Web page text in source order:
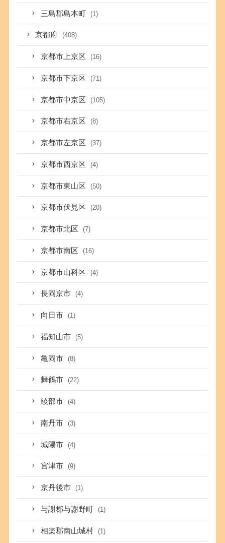
三島郡島本町 (1)
京都府 (408)
京都市上京区 (16)
京都市下京区 (71)
京都市中京区 (105)
京都市右京区 (8)
京都市左京区 (37)
京都市西京区 (4)
京都市東山区 (50)
京都市伏見区 (20)
京都市北区 (7)
京都市南区 (16)
京都市山科区 (4)
長岡京市 (4)
向日市 (1)
福知山市 (5)
亀岡市 (8)
舞鶴市 (22)
綾部市 (4)
南丹市 (3)
城陽市 (4)
宮津市 (9)
京丹後市 (1)
与謝郡与謝野町 (1)
相楽郡南山城村 (1)